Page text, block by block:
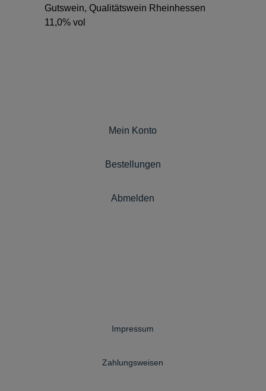
Gutswein, Qualitätswein Rheinhessen
11,0% vol
Mein Konto
Bestellungen
Abmelden
Impressum
Zahlungsweisen